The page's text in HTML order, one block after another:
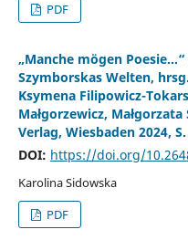
PDF
„Manche mögen Poesie…“
Szymborskas Welten,
Ksymena Filipowicz-
Małgorzewicz,
Verlag, Wiesbaden 2024,
DOI: https://doi.org/
Karolina Sidowska
PDF